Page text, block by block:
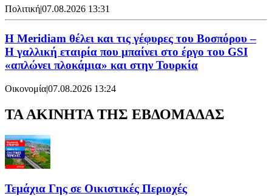
Πολιτική07.08.2026 13:31
Η Meridiam θέλει και τις γέφυρες του Βοσπόρου –
Η γαλλική εταιρία που μπαίνει στο έργο του GSI
«απλώνει πλοκάμια» και στην Τουρκία
Οικονομία|07.08.2026 13:24
ΤΑ ΑΚΙΝΗΤΑ ΤΗΣ ΕΒΔΟΜΑΔΑΣ
Τεμάχια Γης σε Οικιστικές Περιοχές